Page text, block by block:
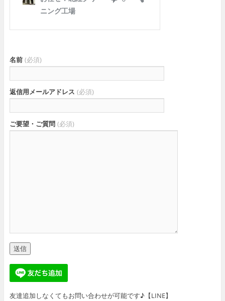
名前 (必須)
返信用メールアドレス (必須)
ご要望・ご質問 (必須)
友達追加しなくてもお問い合わせが可能です♪【LINE】